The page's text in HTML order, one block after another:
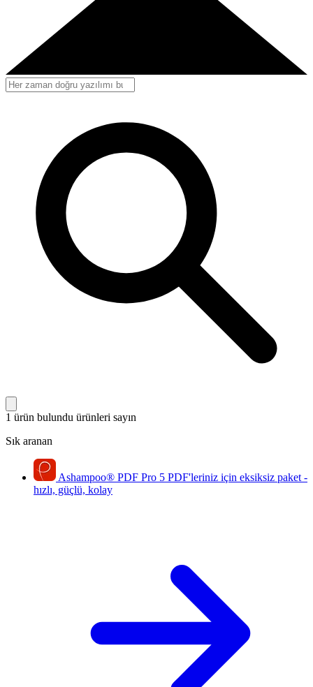
1 ürün bulundu ürünleri sayın
Sık aranan
Ashampoo® PDF Pro 5 PDF'leriniz için eksiksiz paket -
hızlı, güçlü, kolay